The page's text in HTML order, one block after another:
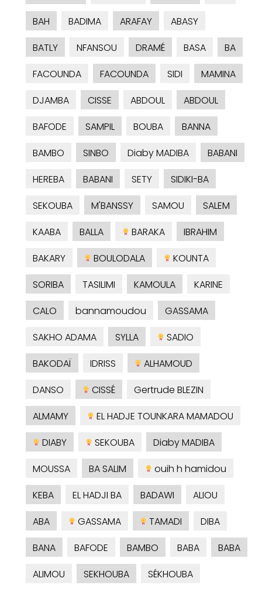
BAH
BADIMA ARAFAY
ABASY
BATLY
NFANSOU DRAMÉ BASA
BA
FACOUNDA
FACOUNDA SIDI
MAMINA
DJAMBA
CISSE ABDOUL
ABDOUL
BAFODE
SAMPIL BOUBA
BANNA
BAMBO
SINBO Diaby MADIBA
BABANI
HEREBA
BABANI SETY
SIDIKI-BA
SEKOUBA
M'BANSSY SAMOU
SALEM
KAABA
BALLA BARAKA
IBRAHIM
BAKARY
BOULODALA
KOUNTA
SORIBA
TASILIMI KAMOULA
KARINE
CALO
bannamoudou
GASSAMA
SAKHO ADAMA
SYLLA
SADIO
BAKODAÏ
IDRISS
ALHAMOUD
DANSO
CISSÉ
Gertrude BLEZIN
ALMAMY
EL HADJE TOUNKARA MAMADOU
DIABY
SEKOUBA
Diaby MADIBA
MOUSSA
BA SALIM
ouih h hamidou
KEBA
EL HADJI BA BADAWI
ALIOU
ABA
GASSAMA TAMADI
DIBA
BANA
BAFODE BAMBO BABA
BABA
ALIMOU
SEKHOUBA
SÉKHOUBA